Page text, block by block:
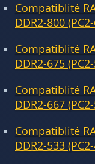
Compatiblité
DDR2-800
Compatiblité
DDR2-675
Compatiblité
DDR2-667
Compatiblité
DDR2-533